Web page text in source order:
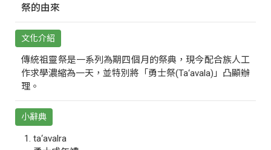
祭的由來
文化介紹
傳統祖靈祭是一系列為期四個月的祭典，現今配合族人工
作求學濃縮為一天，並特別將「勇士祭(Ta‘avala)」凸顯辦
理。
小辭典
ta‘avalra